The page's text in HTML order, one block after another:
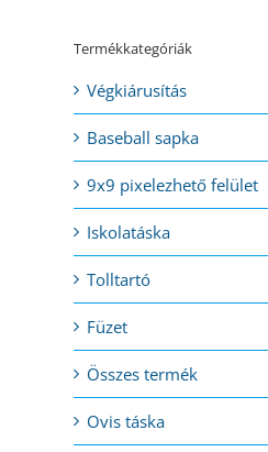
Termékkategóriák
Végkiárusítás
Baseball sapka
9x9 pixelezhető felület
Iskolatáska
Tolltartó
Füzet
Összes termék
Ovis táska